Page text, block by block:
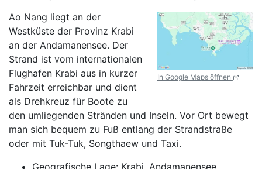
In Google Maps öffnen
Ao Nang liegt an der
Westküste der Provinz Krabi
an der Andamanensee. Der
Strand ist vom internationalen
Flughafen Krabi aus in kurzer
Fahrzeit erreichbar und dient
als Drehkreuz für Boote zu
den umliegenden Stränden und Inseln. Vor Ort bewegt
man sich bequem zu Fuß entlang der Strandstraße
oder mit Tuk-Tuk, Songthaew und Taxi.
Geografische Lage: Krabi, Andamanensee,